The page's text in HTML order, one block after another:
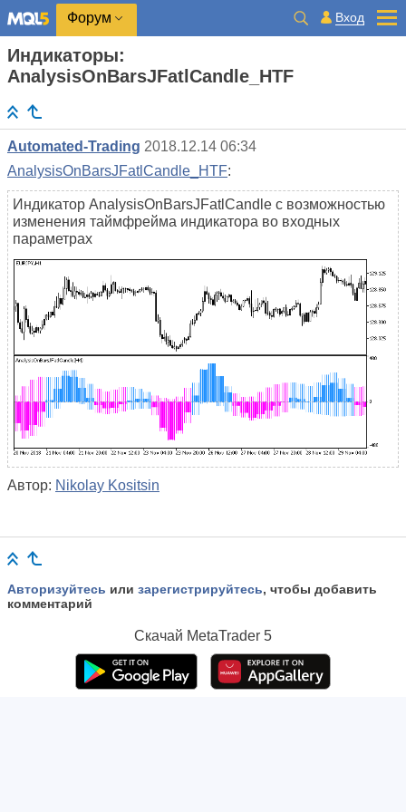
Форум Вход
Индикаторы:
AnalysisOnBarsJFatlCandle_HTF
Automated-Trading 2018.12.14 06:34
AnalysisOnBarsJFatlCandle_HTF:
Индикатор AnalysisOnBarsJFatlCandle с возможностью
изменения таймфрейма индикатора во входных
параметрах
Автор: Nikolay Kositsin
Авторизуйтесь или зарегистрируйтесь, чтобы добавить
комментарий
Скачай MetaTrader 5